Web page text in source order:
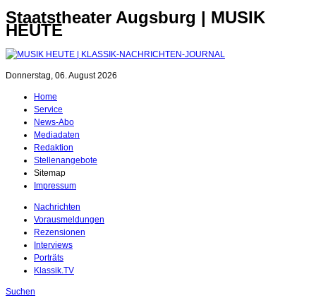
Staatstheater Augsburg | MUSIK
HEUTE
Donnerstag, 06. August 2026
Home
Service
News-Abo
Mediadaten
Redaktion
Stellenangebote
Sitemap
Impressum
Nachrichten
Vorausmeldungen
Rezensionen
Interviews
Porträts
Klassik.TV
Suchen